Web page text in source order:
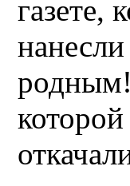
газете,